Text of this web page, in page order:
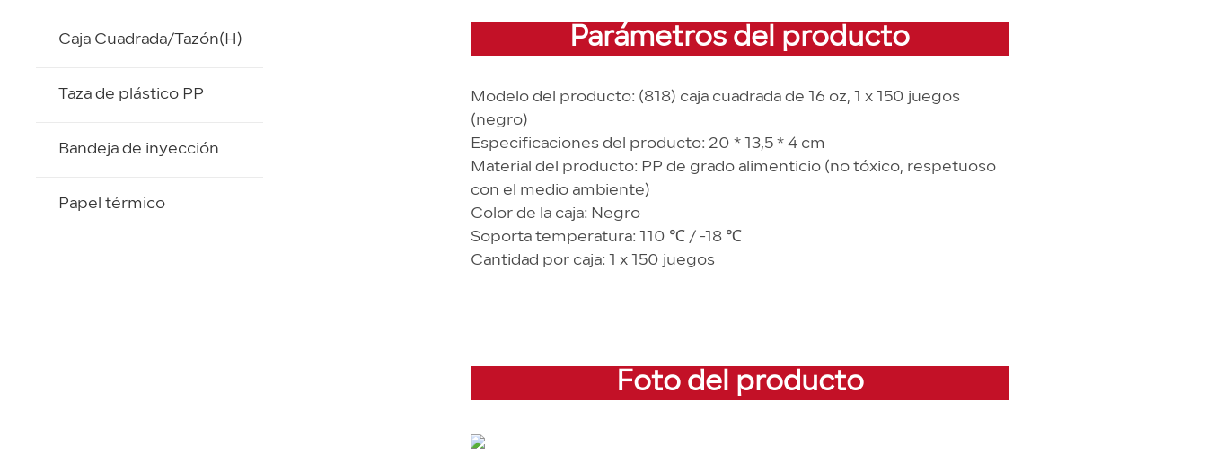
Caja Cuadrada/Tazón(H)
Taza de plástico PP
Bandeja de inyección
Papel térmico
Parámetros del producto
Modelo del producto: (818) caja cuadrada de 16 oz, 1 x 150 juegos
(negro)
Especificaciones del producto: 20 * 13,5 * 4 cm
Material del producto: PP de grado alimenticio (no tóxico, respetuoso
con el medio ambiente)
Color de la caja: Negro
Soporta temperatura: 110 ℃ / -18 ℃
Cantidad por caja: 1 x 150 juegos
Foto del producto